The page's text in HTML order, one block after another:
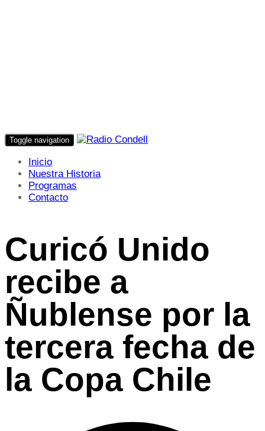
Toggle navigation
Inicio
Nuestra Historia
Programas
Contacto
Curicó Unido
recibe a
Ñublense por la
tercera fecha de
la Copa Chile